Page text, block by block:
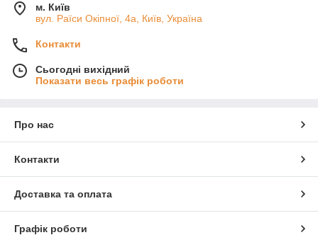
м. Київ
вул. Раїси Окіпної, 4а, Київ, Україна
Контакти
Сьогодні вихідний
Показати весь графік роботи
Про нас
Контакти
Доставка та оплата
Графік роботи